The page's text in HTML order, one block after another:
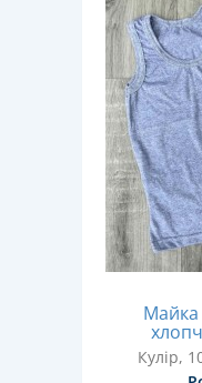
Майка
Кулір,